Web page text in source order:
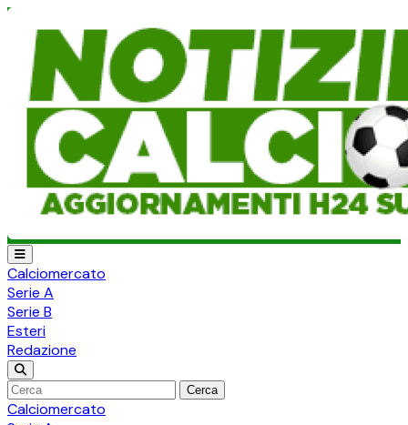
Calciomercato
Serie A
Serie B
Esteri
Redazione
Cerca
Calciomercato